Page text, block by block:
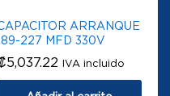
ARRANQUE
227 MFD 330V
5,037.22 IVA incluido